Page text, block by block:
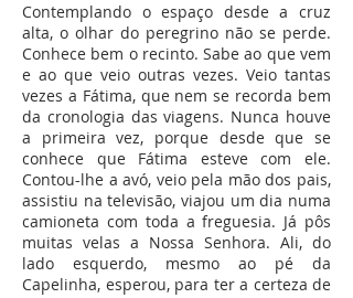
Contemplando o espaço desde a cruz
alta, o olhar do peregrino não se perde.
Conhece bem o recinto. Sabe ao que vem
e ao que veio outras vezes. Veio tantas
vezes a Fátima, que nem se recorda bem
da cronologia das viagens. Nunca houve
a primeira vez, porque desde que se
conhece que Fátima esteve com ele.
Contou-lhe a avó, veio pela mão dos pais,
assistiu na televisão, viajou um dia numa
camioneta com toda a freguesia. Já pôs
muitas velas a Nossa Senhora. Ali, do
lado esquerdo, mesmo ao pé da
Capelinha, esperou, para ter a certeza de